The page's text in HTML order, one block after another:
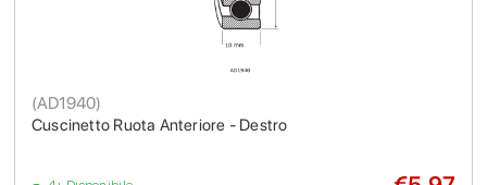
Cuscinetto Ruota Anteriore - Destro
(AD1940)